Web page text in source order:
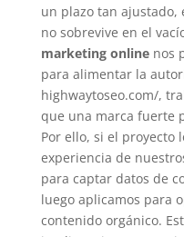
un plazo tan ajustado,
no sobrevive en el
marketing onlinenos
para alimentar la
highwaytoseo.com/,
que una marca fuerte
Por ello, si el proyecto
experiencia de
para captar datos de
luego aplicamos para
contenido orgánico.